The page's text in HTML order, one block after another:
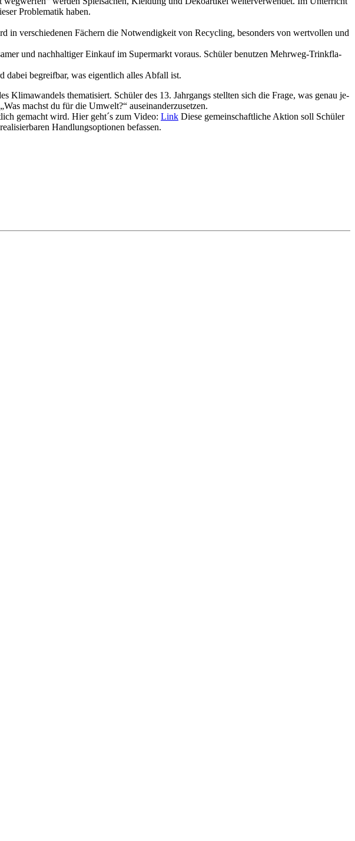
Pro­ble­ma­tik ha­ben.
in ver­schie­de­nen Fä­chern die Not­wen­dig­keit von Re­cy­cling, be­son­ders von wert­vol­len und
und nach­hal­ti­ger Ein­kauf im Su­per­markt vor­aus. Schü­ler be­nut­zen Mehr­weg-Trink­fla­
da­bei be­greif­bar, was ei­gent­lich al­les Ab­fall ist.
the­ma­ti­siert. Schü­ler des 13. Jahr­gangs stell­ten sich die Fra­ge, was ge­nau je­
machst du für die Um­welt?“ aus­ein­an­der­zu­set­zen.
ge­macht wird. Hier geh­t´s zum Vi­deo: Link Die­se ge­mein­schaft­li­che Ak­ti­on soll Schü­ler
Hand­lungs­op­tio­nen be­fas­sen.